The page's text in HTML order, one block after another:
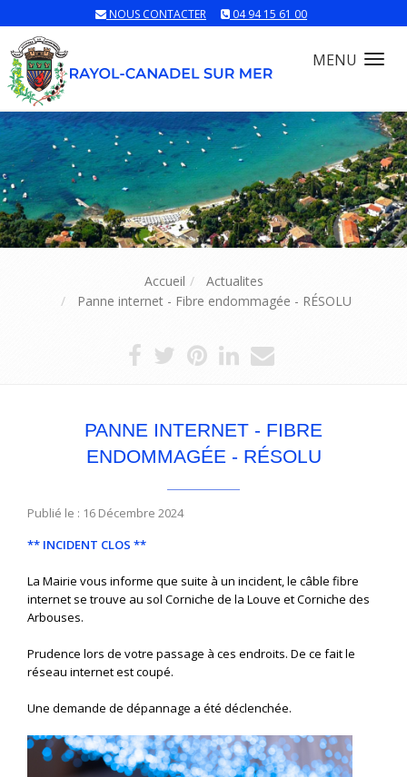
NOUS CONTACTER 04 94 15 61 00
MENU
Accueil
Actualites
Panne internet - Fibre endommagée - RÉSOLU
PANNE INTERNET - FIBRE
ENDOMMAGÉE - RÉSOLU
Publié le : 16 Décembre 2024
** INCIDENT CLOS **
La Mairie vous informe que suite à un incident, le câble fibre
internet se trouve au sol Corniche de la Louve et Corniche des
Arbouses.
Prudence lors de votre passage à ces endroits. De ce fait le
réseau internet est coupé.
Une demande de dépannage a été déclenchée.